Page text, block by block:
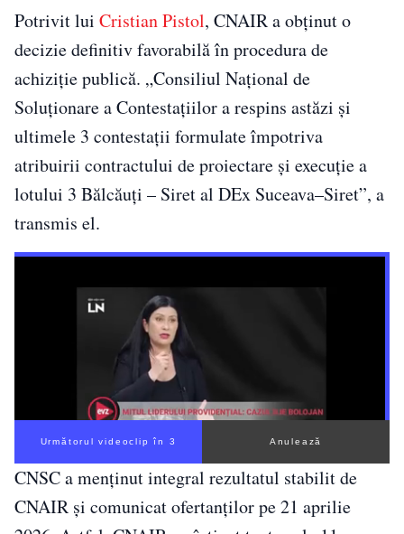
Potrivit lui Cristian Pistol, CNAIR a obținut o
decizie definitiv favorabilă în procedura de
achiziție publică. „Consiliul Național de
Soluționare a Contestațiilor a respins astăzi și
ultimele 3 contestații formulate împotriva
atribuirii contractului de proiectare și execuție a
lotului 3 Bălcăuți – Siret al DEx Suceava–Siret”, a
transmis el.
Următorul videoclip în 2 Anulează
CNSC a menținut integral rezultatul stabilit de
CNAIR și comunicat ofertanților pe 21 aprilie